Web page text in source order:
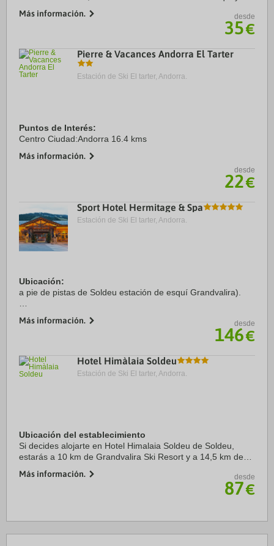
Grandvalira y Estación de esquí ...
Más información. desde
35€
Pierre & Vacances Andorra El Tarter
Estación de Ski El tarter, Andorra.
Puntos de Interés:
Centro Ciudad:Andorra 16.4 kms
Más información.
desde
22€
Sport Hotel Hermitage & Spa
Estación de Ski El tarter, Andorra.
Ubicación:
a pie de pistas de Soldeu estación de esquí Grandvalira).
dispone de 120 habitaciones junior suite con balcón y vista a
la montaña, equipadas con cama king size ó 2 camas, baño
Más información. desde
146€
Hotel Himàlaia Soldeu
Estación de Ski El tarter, Andorra.
Ubicación del establecimiento
Si decides alojarte en Hotel Himalaia Soldeu de Soldeu,
estarás a 10 km de Grandvalira Ski Resort y a 14,5 km de
encuentra a 18,3 km de Spa Caldea y a ...
Más información. desde
87€